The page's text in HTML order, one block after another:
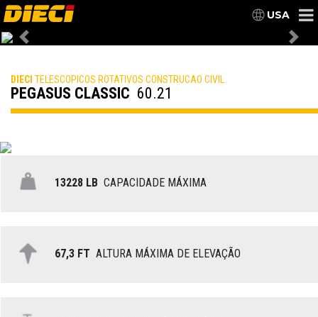
USA
Previous
DIECI TELESCOPICOS ROTATIVOS CONSTRUCAO CIVIL
PEGASUS CLASSIC 60.21
13228 LB CAPACIDADE MÁXIMA
67,3 FT ALTURA MÁXIMA DE ELEVAÇÃO